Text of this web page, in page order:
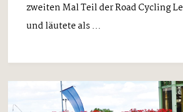
zweiten Mal Teil der Road Cycling
und läutete als ...